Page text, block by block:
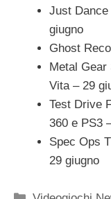
Just
giugno
Ghost
Metal
Vita – 29
Test Drive
360 e PS3
Spec Ops
29 giugno
Categorie